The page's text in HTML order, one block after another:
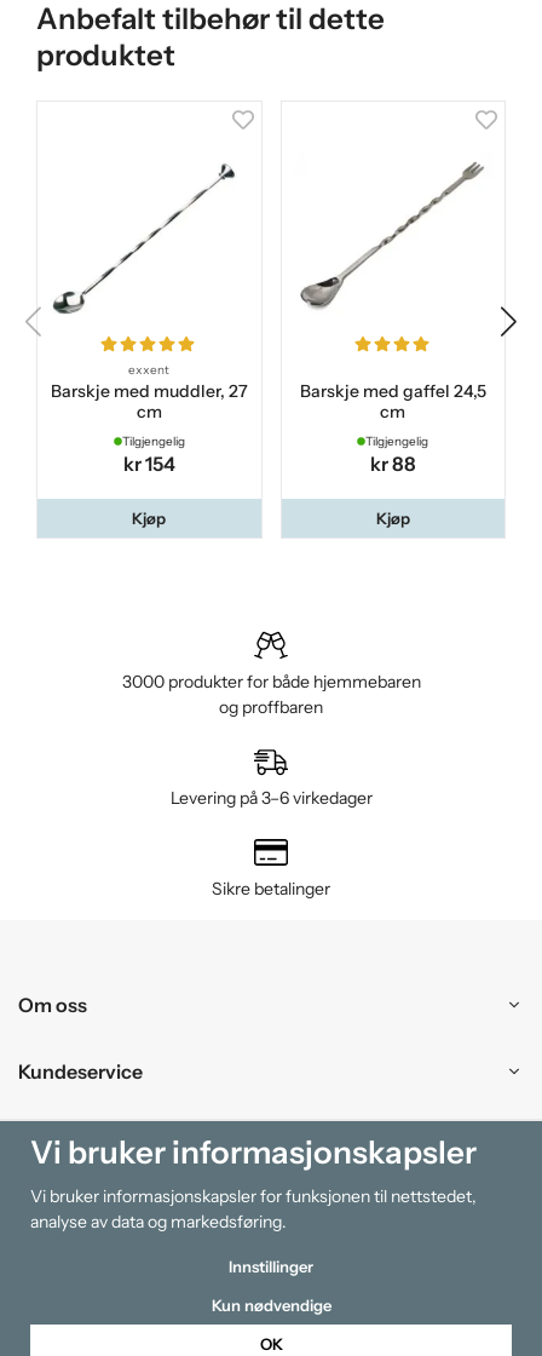
Anbefalt tilbehør til dette
produktet
exxent
Barskje med muddler, 27
cm
Tilgjengelig
kr 154
Kjøp
Barskje med gaffel 24,5
cm
Tilgjengelig
kr 88
Kjøp
3000 produkter for både hjemmebaren
og proffbaren
Levering på 3–6 virkedager
Sikre betalinger
Om oss
Kundeservice
Kjøpesenter
Information
Vi bruker informasjonskapsler
Vi bruker informasjonskapsler for funksjonen til nettstedet,
analyse av data og markedsføring.
Innstillinger
Kun nødvendige
OK